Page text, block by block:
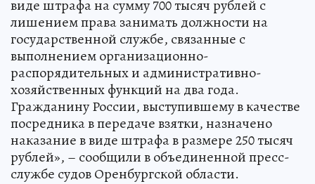
виде штрафа на сумму 700 тысяч рублей с
лишением права занимать должности на
государственной службе, связанные с
выполнением организационно-
распорядительных и административно-
хозяйственных функций на два года.
Гражданину России, выступившему в качестве
посредника в передаче взятки, назначено
наказание в виде штрафа в размере 250 тысяч
рублей», – сообщили в объединенной пресс-
службе судов Оренбургской области.